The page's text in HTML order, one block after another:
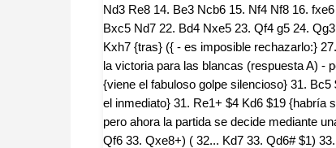
Nd3 Re8 14. Be3 Ncb6 15. Nf4 Nf8 16.
Bxc5 Nd7 22. Bd4 Nxe5 23. Qf4 g5 24.
Kxh7 {tras} ({ - es imposible rechazarlo:}
la victoria para las blancas (respuesta A) -
{viene el fabuloso golpe silencioso} 31.
el inmediato} 31. Re1+ $4 Kd6 $19 {habría
pero ahora la partida se decide mediante
Qf6 33. Qxe8+) ( 32... Kd7 33. Qd6# $1)